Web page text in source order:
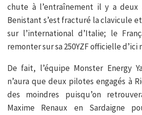
chute à l’entraînement il y a deux
Benistant s’est fracturé la clavicule
sur l’international d’Italie; le
remonter sur sa 250YZF officielle d’ici
De fait, l’équipe Monster Energy
n’aura que deux pilotes engagés à
des moindres puisqu’on
Maxime Renaux en Sardaigne